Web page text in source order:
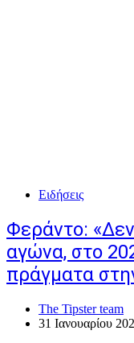
Ειδήσεις
Φεράντο:
αγώνα, στο
πράγματα
The Tipster team
31 Ιανουαρίου